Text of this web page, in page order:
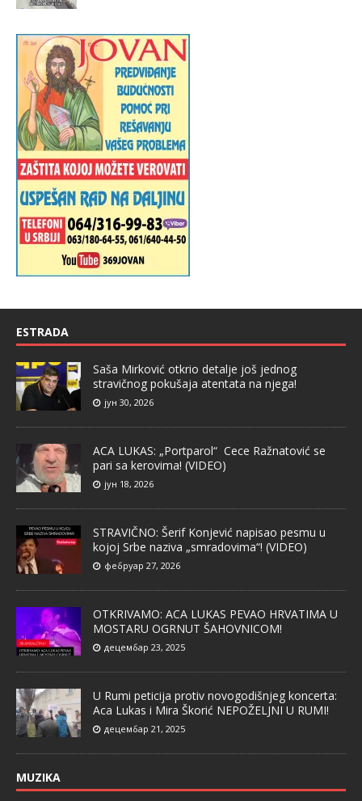
ESTRADA
Saša Mirković otkrio detalje još jednog
stravičnog pokušaja atentata na njega!
јун 30, 2026
ACA LUKAS: „Portparol“ Cece Ražnatović se
pari sa kerovima! (VIDEO)
јун 18, 2026
STRAVIČNO: Šerif Konjević napisao pesmu u
kojoj Srbe naziva „smradovima“! (VIDEO)
фебруар 27, 2026
OTKRIVAMO: ACA LUKAS PEVAO HRVATIMA U
MOSTARU OGRNUT ŠAHOVNICOM!
децембар 23, 2025
U Rumi peticija protiv novogodišnjeg koncerta:
Aca Lukas i Mira Škorić NEPOŽELJNI U RUMI!
децембар 21, 2025
MUZIKA